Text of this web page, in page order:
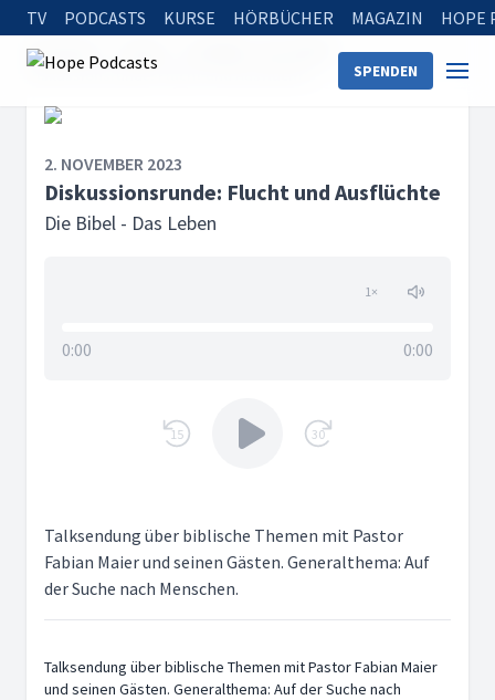
TV PODCASTS KURSE HÖRBÜCHER MAGAZIN HOPE
SPENDEN
Startseite
Diskussionsrunde: Flucht und Ausflüchte
2. NOVEMBER 2023
Diskussionsrunde: Flucht und Ausflüchte
Die Bibel - Das Leben
1×
0:00 0:00
15 30
Talksendung über biblische Themen mit Pastor
Fabian Maier und seinen Gästen. Generalthema: Auf
der Suche nach Menschen.
Talksendung über biblische Themen mit Pastor Fabian Maier
und seinen Gästen. Generalthema: Auf der Suche nach